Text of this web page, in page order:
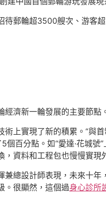
郵輪超3500艘次、游客
經濟新一輪發展的主要節點
上實現了新的積累。“與
百分點。如“愛達·花城
資料和工程包也慢慢實現
兼總設計師表現，未來十年
。很顯然，這個過身心診所